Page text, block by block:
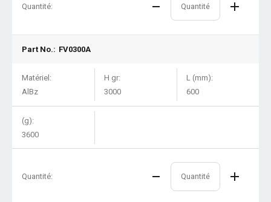
Quantité:
Part No.: FV0300A
Matériel:
AlBz
H gr:
3000
L (mm):
600
(g):
3600
Quantité: